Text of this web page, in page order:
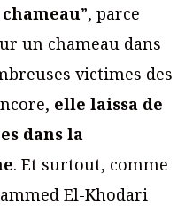
”, parce
un chameau dans
victimes des
elle laissa de
dans la
. Et surtout, comme
El-Khodari